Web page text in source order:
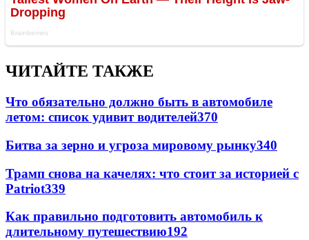
ЧИТАЙТЕ ТАКЖЕ
Что обязательно должно быть в автомобиле
летом: список удивит водителей370
Битва за зерно и угроза мировому рынку340
Трамп снова на качелях: что стоит за историей с
Patriot339
Как правильно подготовить автомобиль к
длительному путешествию192